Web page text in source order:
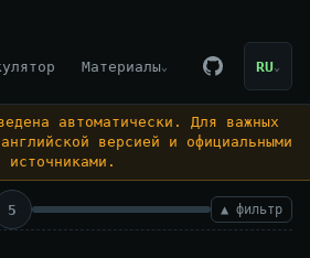
Материалы⌄ RU⌄
автоматически. Для важных
версией и официальными
источниками.
5 ▲ фильтр